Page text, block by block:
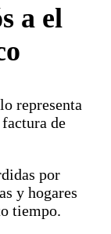
a el
representa
de
por
y hogares
tiempo.